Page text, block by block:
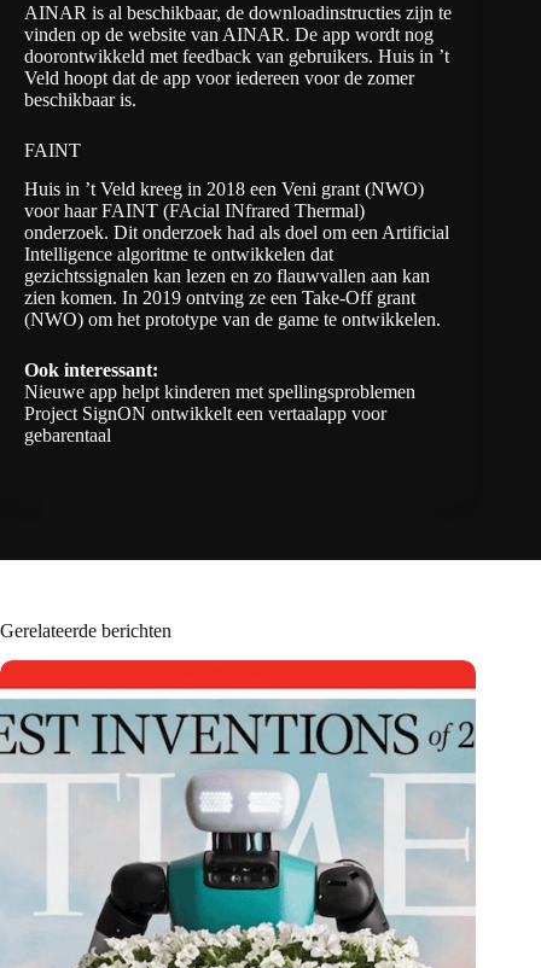
AINAR is al beschikbaar, de downloadinstructies zijn te
vinden op de website van AINAR. De app wordt nog
doorontwikkeld met feedback van gebruikers. Huis in ’t
Veld hoopt dat de app voor iedereen voor de zomer
beschikbaar is.
FAINT
Huis in ’t Veld kreeg in 2018 een Veni grant (NWO)
voor haar FAINT (FAcial INfrared Thermal)
onderzoek. Dit onderzoek had als doel om een Artificial
Intelligence algoritme te ontwikkelen dat
gezichtssignalen kan lezen en zo flauwvallen aan kan
zien komen. In 2019 ontving ze een Take-Off grant
(NWO) om het prototype van de game te ontwikkelen.
Ook interessant:
Nieuwe app helpt kinderen met spellingsproblemen
Project SignON ontwikkelt een vertaalapp voor
gebarentaal
Gerelateerde berichten